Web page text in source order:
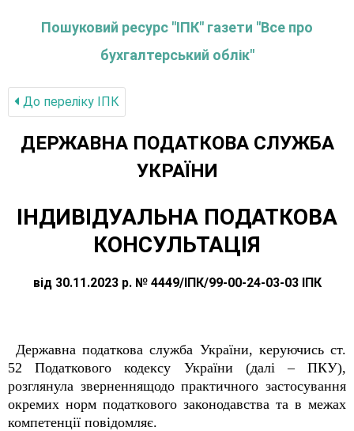
Пошуковий ресурс "ІПК" газети "Все про
бухгалтерський облік"
До переліку IПК
ДЕРЖАВНА ПОДАТКОВА СЛУЖБА
УКРАЇНИ
ІНДИВІДУАЛЬНА ПОДАТКОВА
КОНСУЛЬТАЦІЯ
від 30.11.2023 р. № 4449/ІПК/99-00-24-03-03 ІПК
Державна податкова служба України, керуючись ст.
52 Податкового кодексу України (далі – ПКУ),
розглянула зверненнящодо практичного застосування
окремих норм податкового законодавства та в межах
компетенції повідомляє.